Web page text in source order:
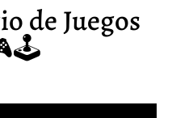
de Juegos